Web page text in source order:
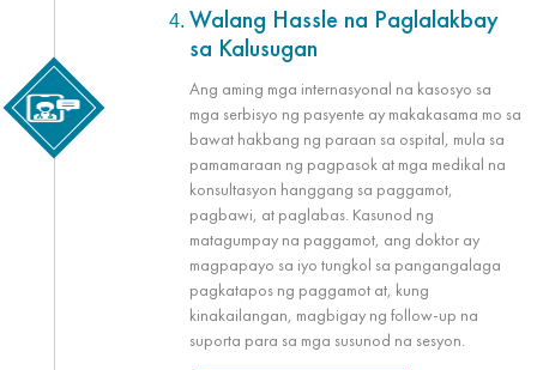
Walang Hassle na Paglalakbay
sa Kalusugan
Ang aming mga internasyonal na kasosyo sa
mga serbisyo ng pasyente ay makakasama mo sa
bawat hakbang ng paraan sa ospital, mula sa
pamamaraan ng pagpasok at mga medikal na
konsultasyon hanggang sa paggamot,
pagbawi, at paglabas. Kasunod ng
matagumpay na paggamot, ang doktor ay
magpapayo sa iyo tungkol sa pangangalaga
pagkatapos ng paggamot at, kung
kinakailangan, magbigay ng follow-up na
suporta para sa mga susunod na sesyon.